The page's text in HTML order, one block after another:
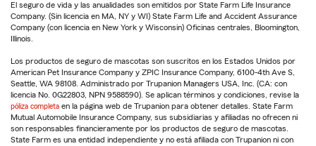
El seguro de vida y las anualidades son emitidos por State Farm Life Insurance
Company. (Sin licencia en MA, NY y WI) State Farm Life and Accident Assurance
Company (con licencia en New York y Wisconsin) Oficinas centrales, Bloomington,
Illinois.
Los productos de seguro de mascotas son suscritos en los Estados Unidos por
American Pet Insurance Company y ZPIC Insurance Company, 6100-4th Ave S,
Seattle, WA 98108. Administrado por Trupanion Managers USA, Inc. (CA: con
licencia No. 0G22803, NPN 9588590). Se aplican términos y condiciones, revise la
póliza completa en la página web de Trupanion para obtener detalles. State Farm
Mutual Automobile Insurance Company, sus subsidiarias y afiliadas no ofrecen ni
son responsables financieramente por los productos de seguro de mascotas.
State Farm es una entidad independiente y no está afiliada con Trupanion ni con